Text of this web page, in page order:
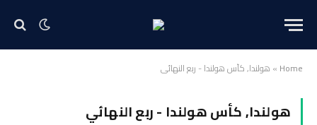
Home
» هولندا, كأس هولندا - ربع النهائي
هولندا, كأس هولندا - ربع النهائي